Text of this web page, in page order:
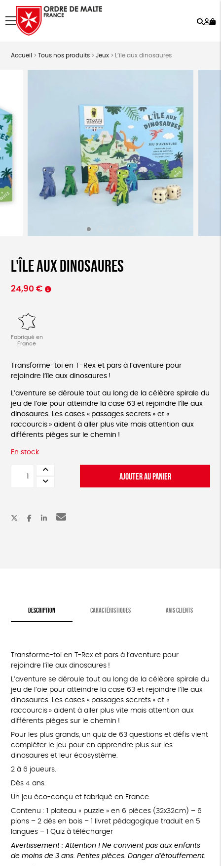
menu
Accueil > Tous nos produits> Jeux> L’île aux dinosaures
L'île aux dinosaures
24,90 €
Fabriqué en
France
Transforme-toi en T-Rex et pars à l’aventure pour
rejoindre l’île aux dinosaures !
L’aventure se déroule tout au long de la célèbre spirale du
jeu de l’oie pour atteindre la case 63 et rejoindre l’île aux
dinosaures. Les cases « passages secrets » et «
raccourcis » aident à aller plus vite mais attention aux
différents pièges sur le chemin !
En stock
AJOUTER AU PANIER
DESCRIPTION CARACTÉRISTIQUES AVIS CLIENTS
Transforme-toi en T-Rex et pars à l’aventure pour
rejoindre l’île aux dinosaures !
L’aventure se déroule tout au long de la célèbre spirale du
jeu de l’oie pour atteindre la case 63 et rejoindre l’île aux
dinosaures. Les cases « passages secrets » et «
raccourcis » aident à aller plus vite mais attention aux
différents pièges sur le chemin !
Pour les plus grands, un quiz de 63 questions et défis vient
compléter le jeu pour en apprendre plus sur les
dinosaures et leur écosystème.
2 à 6 joueurs.
Dès 4 ans.
Un jeu éco-conçu et fabriqué en France.
Contenu : 1 plateau « puzzle » en 6 pièces (32x32cm) – 6
pions – 2 dés en bois – 1 livret pédagogique traduit en 5
langues – 1 Quiz à télécharger
Avertissement : Attention ! Ne convient pas aux enfants
de moins de 3 ans. Petites pièces. Danger d’étouffement.